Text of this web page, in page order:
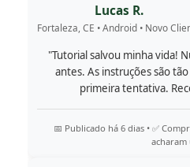
Lucas R.
Fortaleza, CE • Android • Novo
"Tutorial salvou minha vida!
antes. As instruções são
primeira tentativa.
📅 Publicado há 6 dias • ✅
acharam